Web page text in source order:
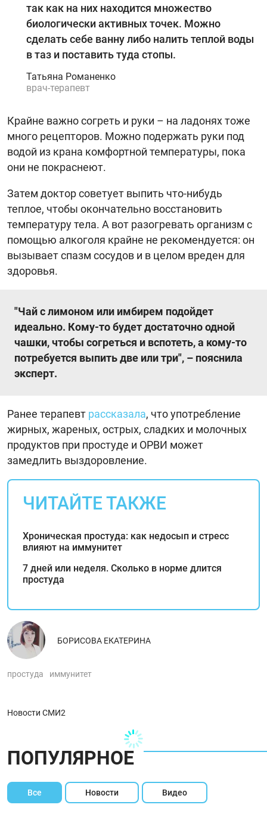
так как на них находится множество
биологически активных точек. Можно
сделать себе ванну либо налить теплой воды
в таз и поставить туда стопы.
Татьяна Романенко
врач-терапевт
Крайне важно согреть и руки – на ладонях тоже
много рецепторов. Можно подержать руки под
водой из крана комфортной температуры, пока
они не покраснеют.
Затем доктор советует выпить что-нибудь
теплое, чтобы окончательно восстановить
температуру тела. А вот разогревать организм с
помощью алкоголя крайне не рекомендуется: он
вызывает спазм сосудов и в целом вреден для
здоровья.
"Чай с лимоном или имбирем подойдет
идеально. Кому-то будет достаточно одной
чашки, чтобы согреться и вспотеть, а кому-то
потребуется выпить две или три", – пояснила
эксперт.
Ранее терапевт рассказала, что употребление
жирных, жареных, острых, сладких и молочных
продуктов при простуде и ОРВИ может
замедлить выздоровление.
ЧИТАЙТЕ ТАКЖЕ
Хроническая простуда: как недосып и стресс
влияют на иммунитет
7 дней или неделя. Сколько в норме длится
простуда
БОРИСОВА ЕКАТЕРИНА
простуда иммунитет
Новости СМИ2
ПОПУЛЯРНОЕ
Все Новости Видео